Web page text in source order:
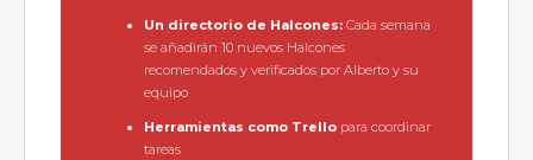
Un directorio de Halcones: Cada semana
se añadirán 10 nuevos Halcones
recomendados y verificados por Alberto y su
equipo
Herramientas como Trello para coordinar
tareas